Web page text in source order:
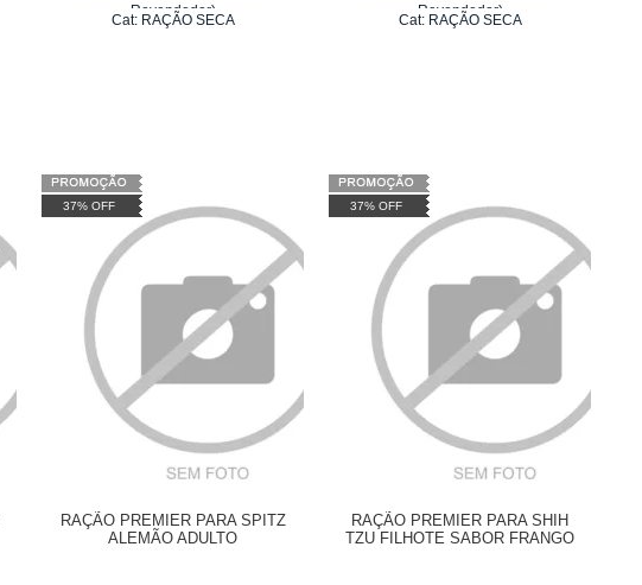
Revendedor)
R$ 255,09
Cat: RAÇÃO SECA
Revendedor)
R$ 255,09
Cat: RAÇÃO SECA
37% OFF
RAÇÃO PREMIER PARA SPITZ
ALEMÃO ADULTO
37% OFF
RAÇÃO PREMIER PARA SHIH
TZU FILHOTE SABOR FRANGO